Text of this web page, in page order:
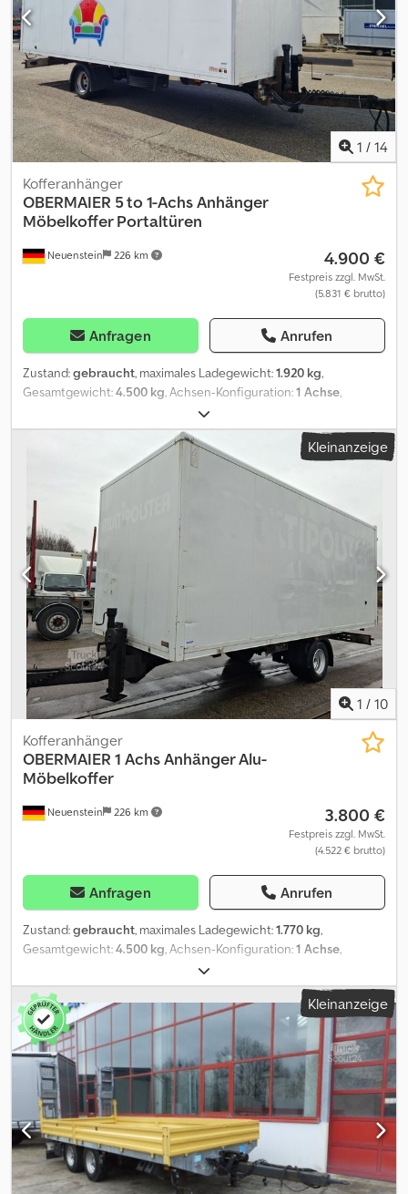
1 / 14
Neuenstein 226 km
Kofferanhänger
OBERMAIER 5 to 1-Achs Anhänger
Möbelkoffer Portaltüren
4.900 €
Festpreis zzgl. MwSt.
(5.831 € brutto)
Anfragen Anrufen
Zustand:gebraucht, maximales Ladegewicht:1.920 kg,
Gesamtgewicht:4.500 kg, Achsen-Konfiguration:1 Achse,
, Laderaumlänge:
Laderaumbreite:2.460 mm, Laderaumhöhe:2.650 mm,
47 m³, Ausstattung:
, * 8926 - Fahrzeug ID
für telefonische Anfragen Dsdpfx Asw D Ntnskrjck * Typ: OS1-
L50ZL * ABS, EBS, BPW-Achsen, Trommelbremsen, Luftfderung
heben + senken, Stützwinde vorne, Abstützung hinten,
höhenverstellbare Deichsel, Portaltüren, Zurrleisten in den
Wänden eingelassen, Koffer mit Filz ausgeschlagen, Ersatzrad *
Bereifung: 215/75R17,5 ( 6 / 6 / 6 / 7 mm ) * Anhänger abgelastet
auf 4.500 kg (technisch mögliches Gesamtgewicht: 5.000 kg) ----
unsere E-Mail Adresse: unser Service für Sie: - Besorgung
von Kurzzeit- oder Zollkennzeichen - Überführung /
Anlieferung EU-weit - Verzollung von Fahrzeugen ins Drittland
Whatsapp for english, german, russian and other languages:
Kleinanzeige
1 / 10
Neuenstein 226 km
Kofferanhänger
OBERMAIER 1 Achs Anhänger Alu-
Möbelkoffer
3.800 €
Festpreis zzgl. MwSt.
(4.522 € brutto)
Anfragen Anrufen
Zustand:gebraucht, maximales Ladegewicht:1.770 kg,
Gesamtgewicht:4.500 kg , Achsen-Konfiguration:1 Achse
, Laderaumlänge:
Laderaumbreite:2.460 mm, Laderaumhöhe:2.440 mm,
Laderaumvolumen:37 m³, Ausstattung:ABS, * 7315-Fahrzeug ID
für telefonische Anfragen * Typ: OS1-L50ZL Dodpfx Akjyl E
Rqersck * ABS, SAF-Achsen, Luftfderung,
zwillingsbereift, höhenverstellbare Deichsel, E-Rad * Möbelkoffer
mit Filz ausgeschlagen, Portaltüren, 2x Zurrleiste * Bereifung: 1.
Achse: 215/75R17,5 ( 5 / 4 / 10 / 9 mm) ----unsere E-Mail Adresse:
unser Service für Sie: - Besorgung von Kurzzeit- oder
Zollkennzeichen - Überführung / Anlieferung EU-weit -
Verzollung von Fahrzeugen ins Drittland Whatsapp for english,
german, russian and other languages:
Kleinanzeige